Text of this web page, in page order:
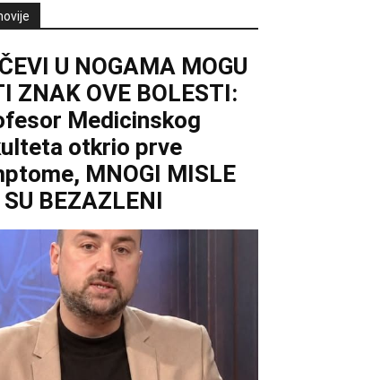
U NOGAMA MOGU
ZNAK OVE BOLESTI:
Medicinskog
otkrio prve
MNOGI MISLE
SU BEZAZLENI